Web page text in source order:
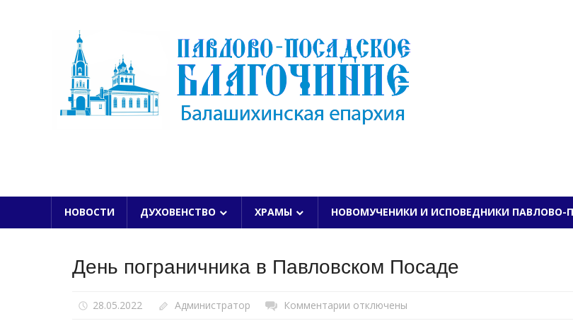
ПАВЛОВО-
НОВОСТИ ДУХОВЕНСТВО ХРАМЫ НОВОМУЧЕНИКИ И ИСПОВЕДНИКИ ПАВЛОВО-
День пограничника в Павловском Посаде
28.05.2022 Администратор Комментарии котключены